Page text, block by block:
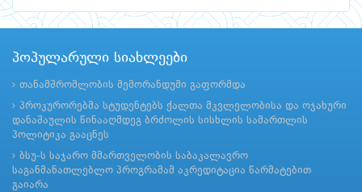
პოპულარული სიახლეები
თანამშრომლობის მემორანდუმი გაფორმდა
პროკურორებმა სტუდენტებს ქალთა მკვლელობისა და ოჯახური
დანაშაულის წინააღმდეგ ბრძოლის სისხლის სამართლის
პოლიტიკა გააცნეს
ბსუ-ს საჯარო მმართველობის საბაკალავრო
საგანმანათლებლო პროგრამამ აკრედიტაცია წარმატებით
გაიარა